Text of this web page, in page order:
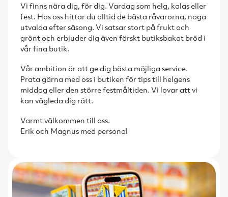
Vi finns nära dig, för dig. Vardag som helg, kalas eller
fest. Hos oss hittar du alltid de bästa råvarorna, noga
utvalda efter säsong. Vi satsar stort på frukt och
grönt och erbjuder dig även färskt butiksbakat bröd i
vår fina butik.
Vår ambition är att ge dig bästa möjliga service.
Prata gärna med oss i butiken för tips till helgens
middag eller den större festmåltiden. Vi lovar att vi
kan vägleda dig rätt.
Varmt välkommen till oss.
Erik och Magnus med personal